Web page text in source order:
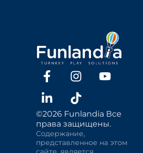
©2026 Funlandia Все
права защищены.
Содержание,
представленное на этом